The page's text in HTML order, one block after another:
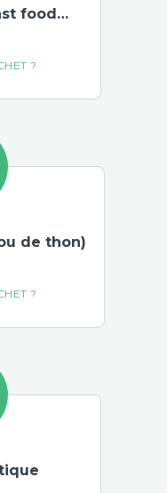
food…
de thon)